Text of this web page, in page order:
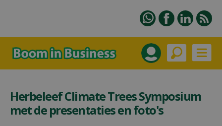
Herbeleef Climate Trees Symposium
met de presentaties en foto's